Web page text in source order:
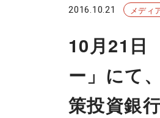
2016.10.21 メディ
10月21日
ー」にて
策投資銀